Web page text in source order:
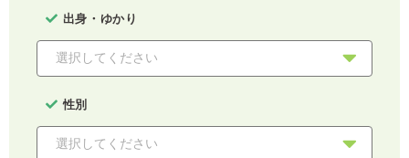
出身・ゆかり
性別